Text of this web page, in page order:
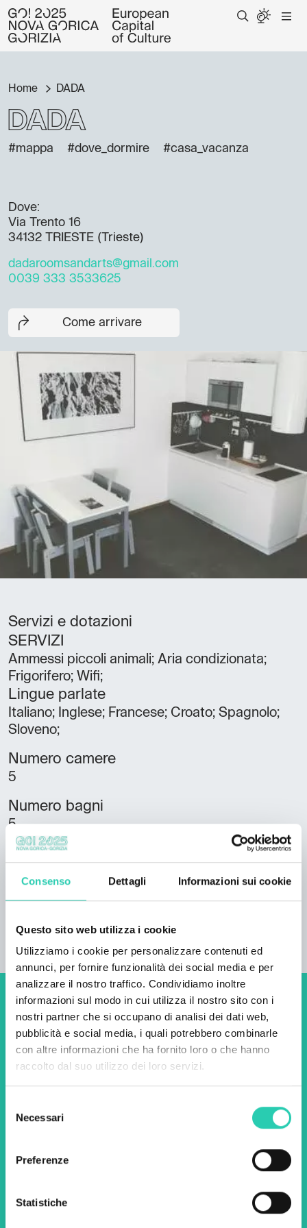
Consenso Dettagli Informazioni sui cookie
Questo sito web utilizza i cookie
Utilizziamo i cookie per personalizzare contenuti ed
annunci, per fornire funzionalità dei social media e per
analizzare il nostro traffico. Condividiamo inoltre
informazioni sul modo in cui utilizza il nostro sito con i
nostri partner che si occupano di analisi dei dati web,
pubblicità e social media, i quali potrebbero combinarle
con altre informazioni che ha fornito loro o che hanno
raccolto dal suo utilizzo dei loro servizi.
delNecessari
Preferenze
Statistiche
Home DADA
DADA
#mappa #dove_dormire #casa_vacanza
Dove:
Via Trento 16
34132 TRIESTE (Trieste)
dadaroomsandarts@gmail.com
0039 333 3533625
Come arrivare
Servizi e dotazioni
SERVIZI
Ammessi piccoli animali; Aria condizionata;
Frigorifero; Wifi;
Lingue parlate
Italiano; Inglese; Francese; Croato; Spagnolo;
Sloveno;
Numero camere
5
Numero bagni
5
Numero letti
Unità abitative
Non perderti i prossimi
eventi! Iscriviti alla
newsletter di GO! 2025 per
scoprire tutte le nostre
Email *